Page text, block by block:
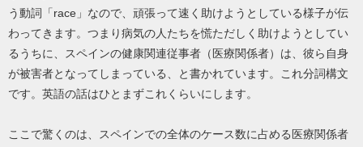
う動詞「race」なので、頑張って速く助けようとしている様子が伝
わってきます。つまり病気の人たちを慌ただしく助けようとしてい
るうちに、スペインの健康関連従事者（医療関係者）は、彼ら自身
が被害者となってしまっている、と書かれています。これ分詞構文
です。英語の話はひとまずこれくらいにします。
ここで驚くのは、スペインでの全体のケース数に占める医療関係者